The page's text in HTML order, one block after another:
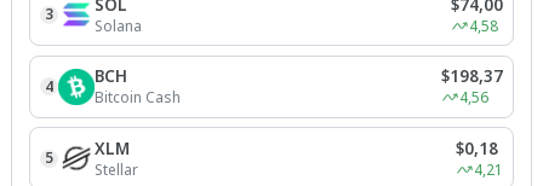
3 SOL
Solana
$74,00
4,58
4 BCH
Bitcoin Cash
$198,37
4,56
5 XLM
Stellar
$0,18
4,21